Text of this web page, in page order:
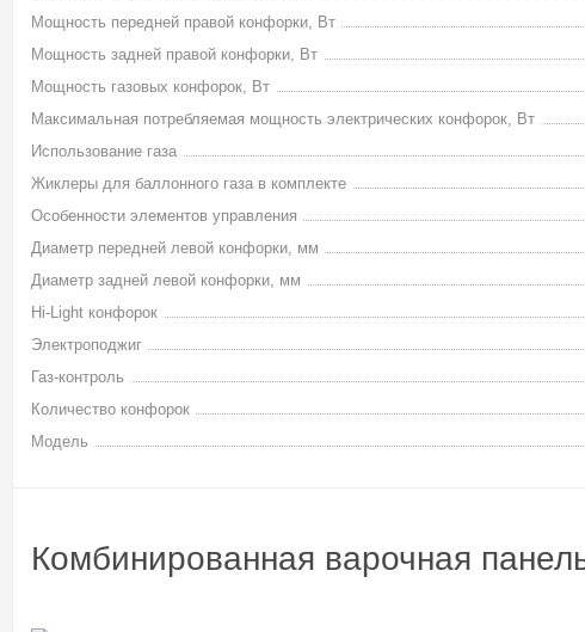
Мощность передней правой конфорки, Вт
Мощность задней правой конфорки, Вт
Мощность газовых конфорок, Вт
Максимальная потребляемая мощность электрических конфорок, Вт
Использование газа
Жиклеры для баллонного газа в комплекте
Особенности элементов управления
Диаметр передней левой конфорки, мм
Диаметр задней левой конфорки, мм
Hi-Light конфорок
Электроподжиг
Газ-контроль
Количество конфорок
Модель
Комбинированная варочная